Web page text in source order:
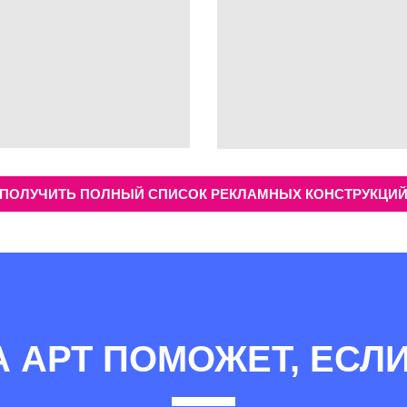
ПОЛУЧИТЬ ПОЛНЫЙ СПИСОК РЕКЛАМНЫХ КОНСТРУКЦИЙ
АРТ ПОМОЖЕТ,